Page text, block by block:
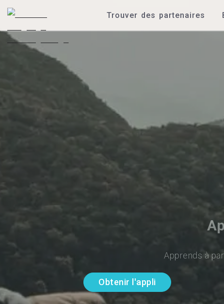
Trouver des partenaires
Apprends à
Obtenir l'appli